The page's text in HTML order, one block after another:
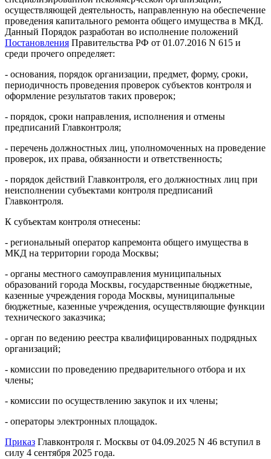
осуществляющей деятельность, направленную на обеспечение
проведения капитального ремонта общего имущества в МКД.
Данный Порядок разработан во исполнение положений
Постановления Правительства РФ от 01.07.2016 N 615 и
среди прочего определяет:
- основания, порядок организации, предмет, форму, сроки,
периодичность проведения проверок субъектов контроля и
оформление результатов таких проверок;
- порядок, сроки направления, исполнения и отмены
предписаний Главконтроля;
- перечень должностных лиц, уполномоченных на проведение
проверок, их права, обязанности и ответственность;
- порядок действий Главконтроля, его должностных лиц при
неисполнении субъектами контроля предписаний
Главконтроля.
К субъектам контроля отнесены:
- региональный оператор капремонта общего имущества в
МКД на территории города Москвы;
- органы местного самоуправления муниципальных
образований города Москвы, государственные бюджетные,
казенные учреждения города Москвы, муниципальные
бюджетные, казенные учреждения, осуществляющие функции
технического заказчика;
- орган по ведению реестра квалифицированных подрядных
организаций;
- комиссии по проведению предварительного отбора и их
члены;
- комиссии по осуществлению закупок и их члены;
- операторы электронных площадок.
Приказ Главконтроля г. Москвы от 04.09.2025 N 46 вступил в
силу 4 сентября 2025 года.